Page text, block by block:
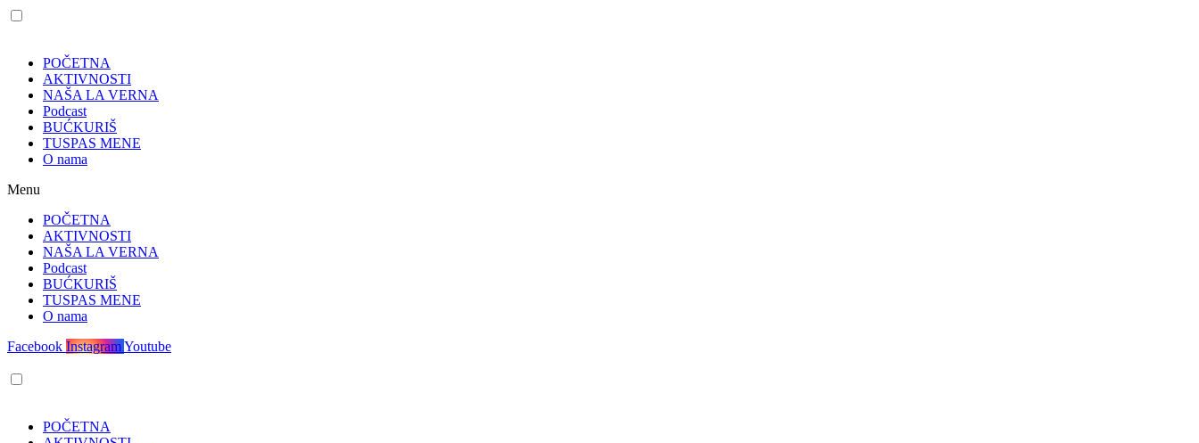
POČETNA
AKTIVNOSTI
NAŠA LA VERNA
Podcast
BUĆKURIŠ
TUSPAS MENE
O nama
Menu
POČETNA
AKTIVNOSTI
NAŠA LA VERNA
Podcast
BUĆKURIŠ
TUSPAS MENE
O nama
Facebook InstagramYoutube
POČETNA